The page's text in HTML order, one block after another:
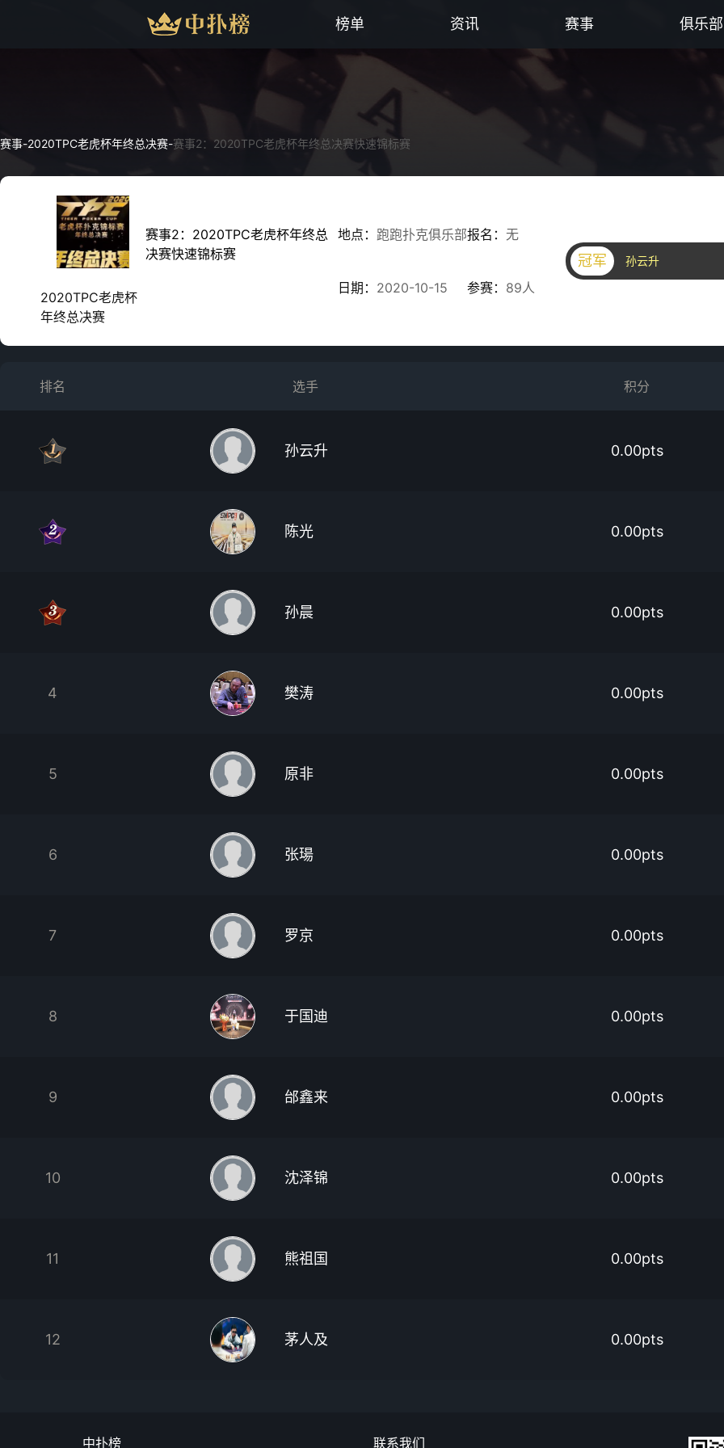
榜单 资讯 赛事 俱乐部
赛事-2020TPC老虎杯年终总决赛-赛事2：2020TPC老虎杯年终总决赛快速锦标赛
2020TPC老虎杯
年终总决赛
赛事2：2020TPC老虎杯年终总
决赛快速锦标赛
地点： 跑跑扑克俱乐部
日期： 2020-10-15
报名： 无
参赛： 89人
冠军 孙云升
排名 选手 积分
孙云升 0.00pts
陈光 0.00pts
孙晨 0.00pts
4 樊涛 0.00pts
5 原非 0.00pts
6 张瑒 0.00pts
7 罗京 0.00pts
8 于国迪 0.00pts
9 邰鑫来 0.00pts
10 沈泽锦 0.00pts
11 熊祖国 0.00pts
12 茅人及 0.00pts
中扑榜 联系我们